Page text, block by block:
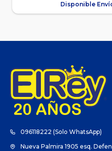
Disponible
096118222 (Solo WhatsApp)
Nueva Palmira 1905 esq.